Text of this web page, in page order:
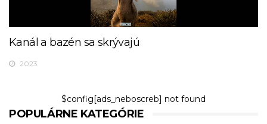
Kanál a bazén sa skrývajú
2023
$config[ads_neboscreb] not found
POPULÁRNE KATEGÓRIE